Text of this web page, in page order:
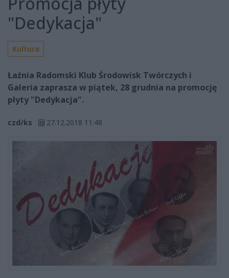
"Dedykacja"
Kultura
Łaźnia Radomski Klub Środowisk Twórczych i
Galeria zaprasza w piątek, 28 grudnia na promocję
płyty "Dedykacja".
czd/ks 27.12.2018 11:48